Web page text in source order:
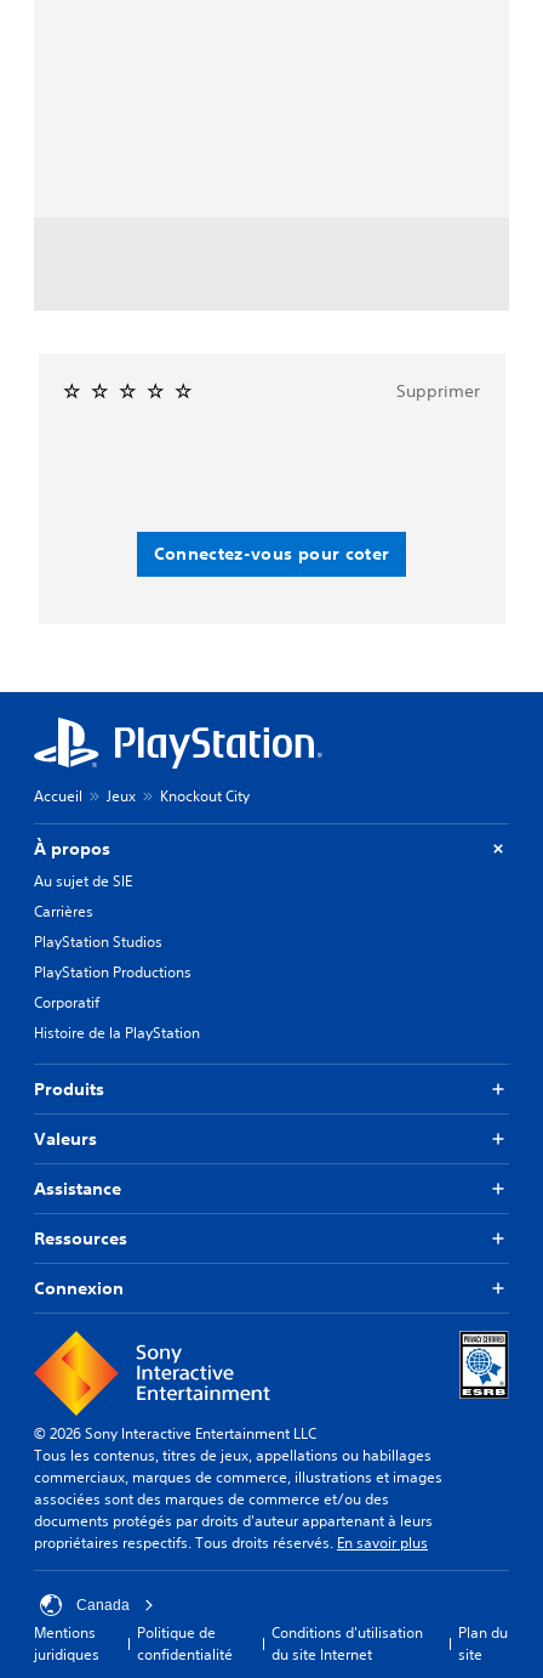
Connectez-vous pour coter
Supprimer
Accueil Jeux Knockout City
À propos
Au sujet de SIE
Carrières
PlayStation Studios
PlayStation Productions
Corporatif
Histoire de la PlayStation
Produits
Valeurs
Assistance
Ressources
Connexion
© 2026 Sony Interactive Entertainment LLC
Tous les contenus, titres de jeux, appellations ou habillages
commerciaux, marques de commerce, illustrations et images
associées sont des marques de commerce et/ou des
documents protégés par droits d'auteur appartenant à leurs
propriétaires respectifs. Tous droits réservés. En savoir plus
Canada
Mentions
juridiques
Politique de
confidentialité
Conditions d'utilisation
du site Internet
Plan du
site